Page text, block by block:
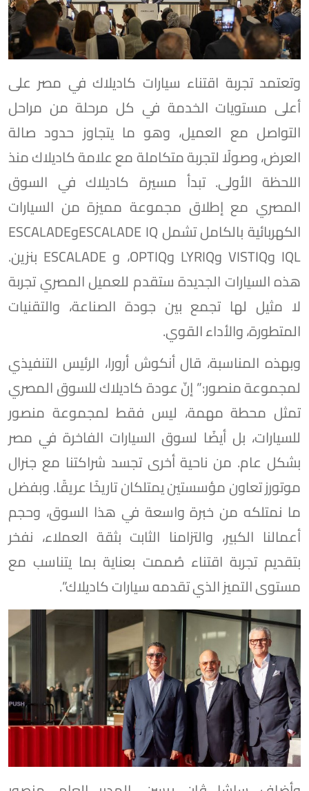
وتعتمد تجربة اقتناء سيارات كاديلاك في مصر على
أعلى مستويات الخدمة في كل مرحلة من مراحل
التواصل مع العميل، وهو ما يتجاوز حدود صالة
العرض، وصولًا لتجربة متكاملة مع علامة كاديلاك منذ
اللحظة الأولى. تبدأ مسيرة كاديلاك في السوق
المصري مع إطلاق مجموعة مميزة من السيارات
الكهربائية بالكامل تشمل ESCALADE IQوESCALADE
IQL وVISTIQ وLYRIQ وOPTIQ، و ESCALADE بنزين.
هذه السيارات الجديدة ستقدم للعميل المصري تجربة
لا مثيل لها تجمع بين جودة الصناعة، والتقنيات
المتطورة، والأداء القوي.
وبهذه المناسبة، قال أنكوش أرورا، الرئيس التنفيذي
لمجموعة منصور:” إنّ عودة كاديلاك للسوق المصري
تمثل محطة مهمة، ليس فقط لمجموعة منصور
للسيارات، بل أيضًا لسوق السيارات الفاخرة في مصر
بشكل عام. من ناحية أخرى تجسد شراكتنا مع جنرال
موتورز تعاون مؤسستين يمتلكان تاريخًا عريقًا. وبفضل
ما نمتلكه من خبرة واسعة في هذا السوق، وحجم
أعمالنا الكبير، والتزامنا الثابت بثقة العملاء، نفخر
بتقديم تجربة اقتناء صُممت بعناية بما يتناسب مع
مستوى التميز الذي تقدمه سيارات كاديلاك”.